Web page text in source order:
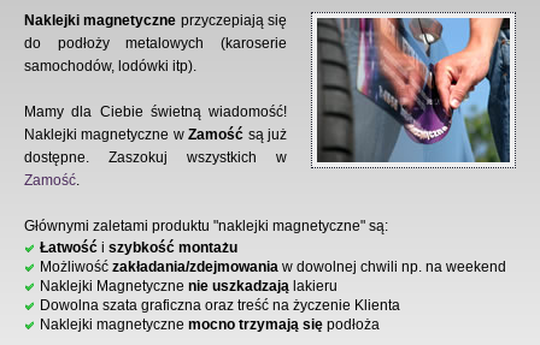
Naklejki magnetyczne przyczepiają się
do podłoży metalowych (karoserie
samochodów, lodówki itp).
Mamy dla Ciebie świetną wiadomość!
Naklejki magnetyczne wZamość są już
dostępne. Zaszokuj wszystkich w
Zamość.
Głównymi zaletami produktu "naklejki magnetyczne" są:
Łatwość i szybkość montażu
Możliwość zakładania/zdejmowania w dowolnej chwili np. na weekend
Naklejki Magnetyczne nie uszkadzają lakieru
Dowolna szata graficzna oraz treść na życzenie Klienta
Naklejki magnetyczne mocno trzymają się podłoża